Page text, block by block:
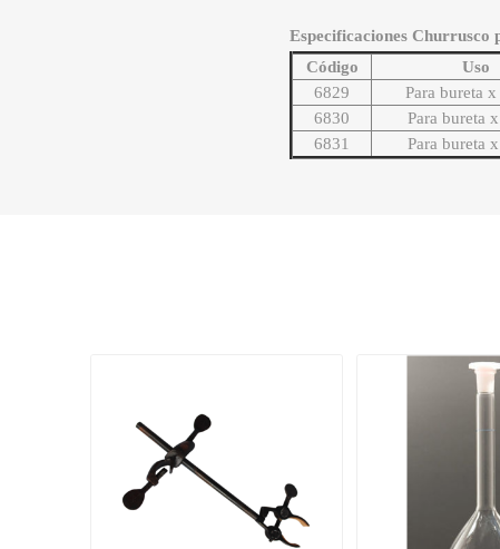
Especificaciones Churrusco
Código
Uso
6829
Para bureta
6830
Para bureta
6831
Para bureta